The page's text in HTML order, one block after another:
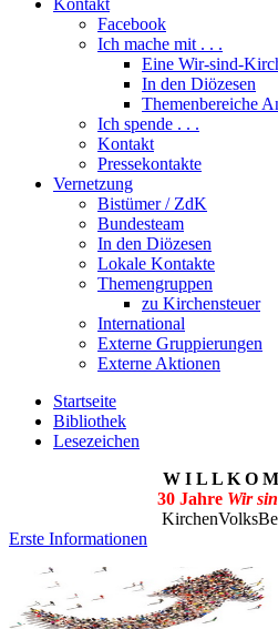
Kontakt
Facebook
Ich mache mit . . .
Eine Wir-sind-
In den Diözesen
Themenbereiche
Ich spende . . .
Kontakt
Pressekontakte
Vernetzung
Bistümer / ZdK
Bundesteam
In den Diözesen
Lokale Kontakte
Themengruppen
zu Kirchensteuer
International
Externe Gruppierungen
Externe Aktionen
Startseite
Bibliothek
Lesezeichen
W I L L K O
30 Jahre Wir
Erste Informationen